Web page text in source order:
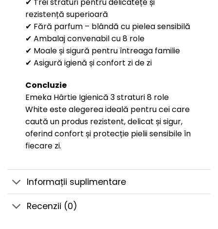
rezistență superioară
✔ Fără parfum – blândă cu pielea sensibilă
✔ Ambalaj convenabil cu 8 role
✔ Moale și sigură pentru întreaga familie
✔ Asigură igienă și confort zi de zi
Concluzie
Emeka Hârtie Igienică 3 straturi 8 role
White este alegerea ideală pentru cei care
caută un produs rezistent, delicat și sigur,
oferind confort și protecție pielii sensibile în
fiecare zi.
Informații suplimentare
Recenzii (0)